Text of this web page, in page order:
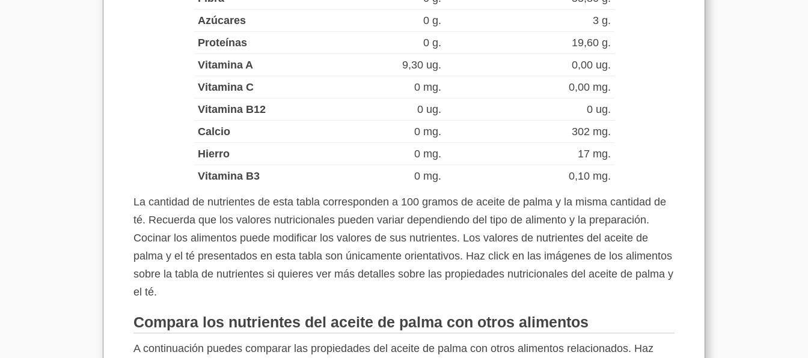
Azúcares
0 g.
3 g.
Proteínas
0 g.
19,60 g.
Vitamina A
9,30 ug.
0,00 ug.
Vitamina C
0 mg.
0,00 mg.
Vitamina B12
0 ug.
0 ug.
Calcio
0 mg.
302 mg.
Hierro
0 mg.
17 mg.
Vitamina B3
0 mg. 0,10 mg.
La cantidad de nutrientes de esta tabla corresponden a 100 gramos de aceite de palma y la misma cantidad de
té. Recuerda que los valores nutricionales pueden variar dependiendo del tipo de alimento y la preparación.
Cocinar los alimentos puede modificar los valores de sus nutrientes. Los valores de nutrientes del aceite de
palma y el té presentados en esta tabla son únicamente orientativos. Haz click en las imágenes de los alimentos
sobre la tabla de nutrientes si quieres ver más detalles sobre las propiedades nutricionales del aceite de palma y
el té.
Compara los nutrientes del aceite de palma con otros alimentos
A continuación puedes comparar las propiedades del aceite de palma con otros alimentos relacionados. Haz